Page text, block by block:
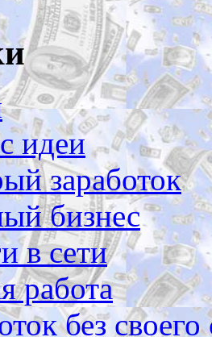
идеи
заработок
бизнес
в сети
работа
без своего